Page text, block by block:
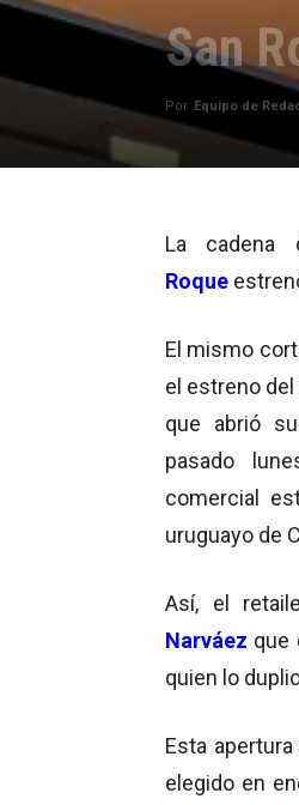
San
Por Equipo de
La cadena
Roque
El mismo
el estreno
que abrió
pasado
comercial
uruguayo de
Así, el
Narváez que
quien lo
Esta
elegido en